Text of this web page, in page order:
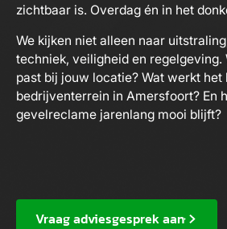
zichtbaar is. Overdag én in het
We kijken niet alleen naar
techniek, veiligheid en regelgeving.
past bij jouw locatie? Wat werkt het
bedrijventerrein in Amersfoort? En
gevelreclame jarenlang mooi blijft?
Vraag adviesgesprek aan